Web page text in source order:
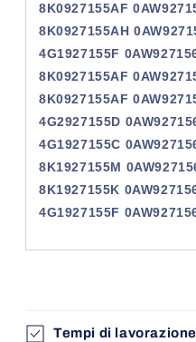
8K0927155AF
8K0927155AH
4G1927155F
8K0927155AF
8K0927155AF
4G2927155D
4G1927155C
8K1927155M
8K1927155K
4G1927155F
Tempi di